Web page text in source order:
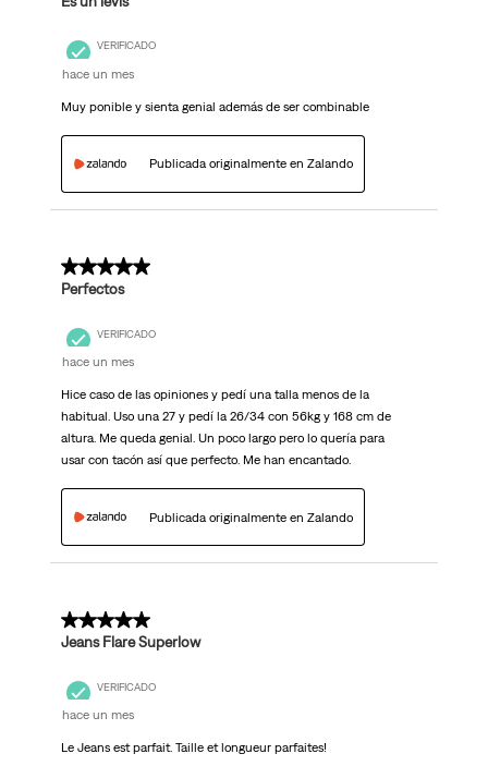
VERIFICADO
hace un mes
Muy ponible y sienta genial además de ser combinable
Publicada originalmente en Zalando
5 de 5 estrellas.
Perfectos
VERIFICADO
hace un mes
Hice caso de las opiniones y pedí una talla menos de la
habitual. Uso una 27 y pedí la 26/34 con 56kg y 168 cm de
altura. Me queda genial. Un poco largo pero lo quería para
usar con tacón así que perfecto. Me han encantado.
Publicada originalmente en Zalando
5 de 5 estrellas.
Jeans Flare Superlow
VERIFICADO
hace un mes
Le Jeans est parfait. Taille et longueur parfaites!